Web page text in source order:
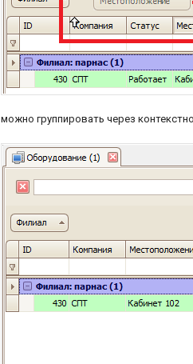
можно группировать через